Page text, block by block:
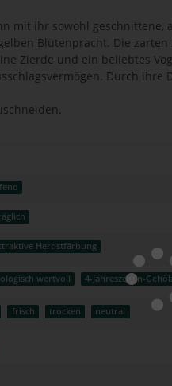
ihr sowohl geschnittene,
Blütenpracht. Die
Zierde und ein beliebtes
Durch
Herbstfärbung
wertvoll 4-Jahreszeiten-
frisch trocken neutral